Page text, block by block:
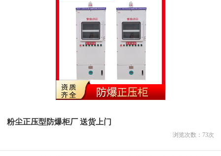
粉尘正压型防爆柜厂 送货上门
浏览次数： 73次